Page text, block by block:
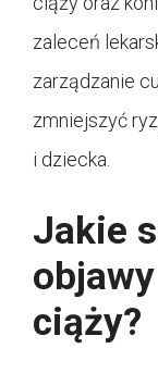
zaleceń
zarządzanie
zmniejszyć
i dziecka.
Jakie
ciąży?